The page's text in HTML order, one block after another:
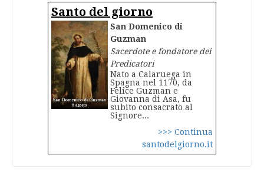
Santo del giorno
San Domenico di
Guzman
Sacerdote e fondatore dei
Predicatori
Nato a Calaruega in
Spagna nel 1170, da
Felice Guzman e
Giovanna di Asa, fu
subito consacrato al
Signore...
>>> Continua
santodelgiorno.it